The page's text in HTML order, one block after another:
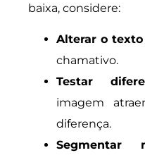
baixa, considere:
Alterar o
chamativo.
Testar
imagem
diferença.
Segmentar